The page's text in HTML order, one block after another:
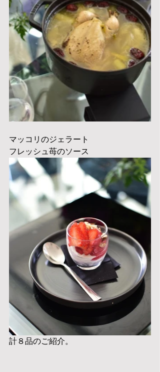
マッコリのジェラート
フレッシュ苺のソース
計８品のご紹介。